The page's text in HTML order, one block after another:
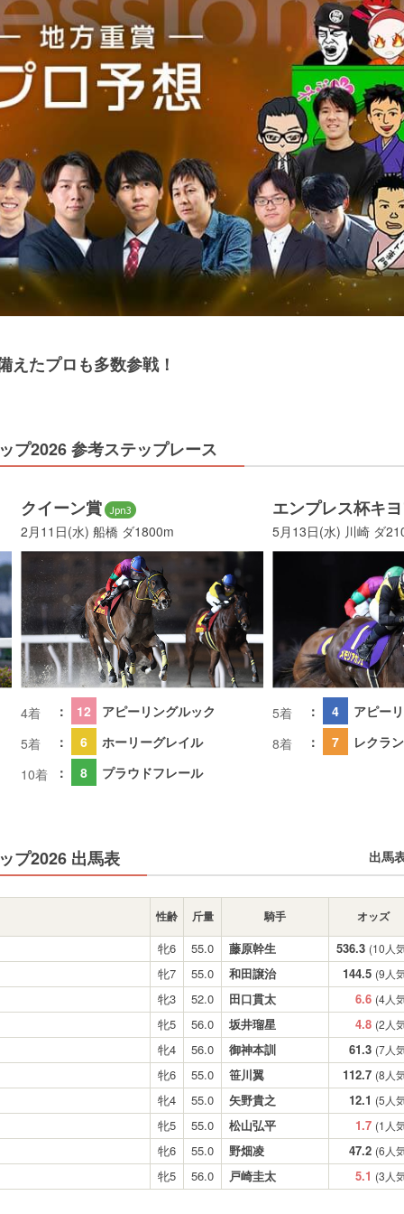
えたプロも多数参戦！
プ2026 参考ステップレース
クイーン賞 Jpn3
2月11日(水) 船橋 ダ1800m
4着 ： 12
アピーリングルック
5着
： 6
ホーリーグレイル
10着
： 8 プラウドフレール
エンプレス杯キ
5月13日(水) 川崎 ダ
5着 ： 4
アピー
8着
： 7 レクラ
プ2026 出馬表 出馬
性齢 斤量 騎手 オッズ
牝6 55.0 藤原幹生 536.3 (10人
牝7 55.0 和田譲治 144.5 (9人
牝3 52.0 田口貫太 6.6 (4人
牝5 56.0 坂井瑠星 4.8 (2人
牝4 56.0 御神本訓 61.3 (7人
牝6 55.0 笹川翼 112.7 (8人
牝4 55.0 矢野貴之 12.1 (5人
牝5 55.0 松山弘平 1.7 (1人
牝6 55.0 野畑凌 47.2 (6人
牝5 56.0 戸崎圭太 5.1 (3人